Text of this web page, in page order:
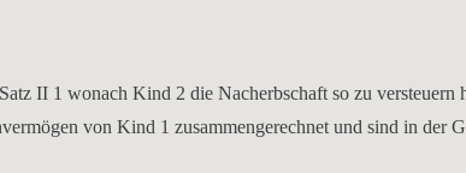
II 1 wonach Kind 2 die Nacherbschaft so zu versteuern
von Kind 1 zusammengerechnet und sind in der